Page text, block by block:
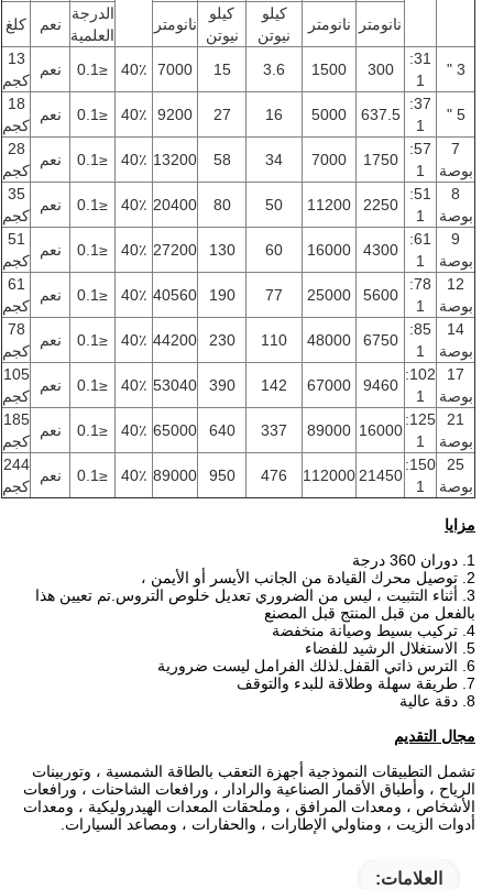
نانومتر نانومتر
كيلو
نيوتن
كيلو
نيوتن
نانومتر
الدرجة
العلمية
نعم كلغ
3 "
31:
300
1500
3.6
15
7000 40٪ ≤0.1 نعم
13
كجم
5 "
37:
637.5
5000
16
27
9200 40٪ ≤0.1 نعم
18
كجم
بوصة
57:
1750
7000
34
58
13200 40٪ ≤0.1 نعم
28
كجم
بوصة
51:
2250
11200
50
80
20400 40٪ ≤0.1 نعم
35
كجم
بوصة
61:
4300
16000
60
130
27200 40٪ ≤0.1 نعم
51
كجم
12
بوصة
78:
5600
25000
77
190
40560 40٪ ≤0.1 نعم
61
كجم
14
بوصة
85:
6750
48000
110
230
44200 40٪ ≤0.1 نعم
78
كجم
17
بوصة
102:
9460
67000
142
390
53040 40٪ ≤0.1 نعم
105
كجم
21
بوصة
125:
16000
89000
337
640
65000 40٪ ≤0.1 نعم
185
كجم
25
بوصة
150:
21450
112000
476
950
89000 40٪ ≤0.1 نعم
244
كجم
مزايا
3. أثناء التثبيت ، ليس من الضروري تعديل خلوص التروس.تم تعيين هذا
بالفعل من قبل المنتج قبل المصنع
4. تركيب بسيط وصيانة منخفضة
5. الاستغلال الرشيد للفضاء
6. الترس ذاتي القفل.لذلك الفرامل ليست ضرورية
8. دقة عالية
مجال التقديم
تشمل التطبيقات النموذجية أجهزة التعقب بالطاقة الشمسية ، وتوربينات
الرياح ، وأطباق الأقمار الصناعية والرادار ، ورافعات الشاحنات ، ورافعات
الأشخاص ، ومعدات المرافق ، وملحقات المعدات الهيدروليكية ، ومعدات
أدوات الزيت ، ومناولي الإطارات ، والحفارات ، ومصاعد السيارات.
العلامات: